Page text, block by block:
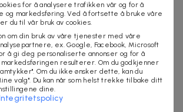
:556905-5238
KJØP
for å analysere trafikken vår og for å
og markedsføring. Ved å fortsette å bruke våre
du til vår bruk av cookies.
om din bruk av våre tjenester med våre
ex. Google, Facebook, Microsoft
å gi deg personaliserte annonser og for å
resulterer. Om du godkjenner
Om du ikke ønsker dette, kan du
valg". Du kan når som helst trekke tilbake ditt
dine.